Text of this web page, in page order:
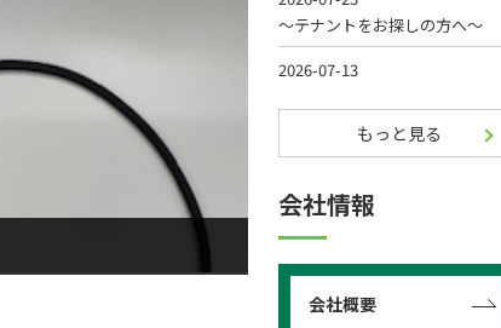
もっと見る
会社情報
会社概要